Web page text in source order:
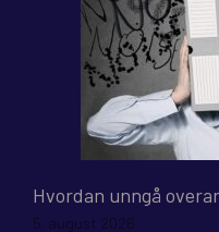
Hvordan unngå
5. august 2026